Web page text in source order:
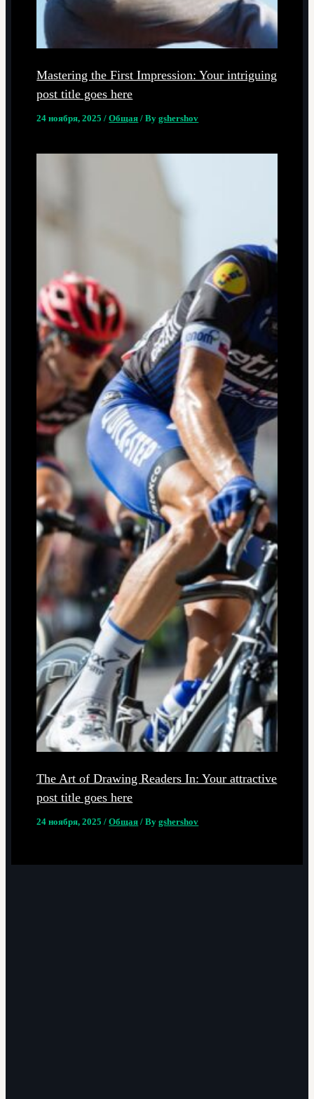
Mastering the First Impression: Your intriguing
post title goes here
24 ноября, 2025/Общая / Bygshershov
The Art of Drawing Readers In: Your attractive
post title goes here
24 ноября, 2025/Общая / Bygshershov